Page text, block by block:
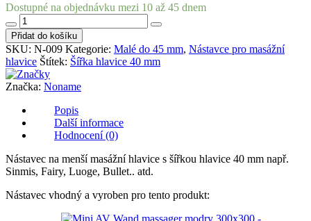
Dostupné na objednávku mezi 10 až 45 dnem
Nástavec
na
menší
hlavice
fialový
množství
Přidat do košíku
SKU: N-009 Kategorie: Malé do 45 mm, Nástavce pro masážní
hlavice Štítek: Šířka hlavice 40 mm
Značka: Noname
Popis
Další informace
Hodnocení (0)
Nástavec na menší masážní hlavice s šířkou hlavice 40 mm např.
Sinmis, Fairy, Luoge, Bullet.. atd.
Nástavec vhodný a vyroben pro tento produkt: